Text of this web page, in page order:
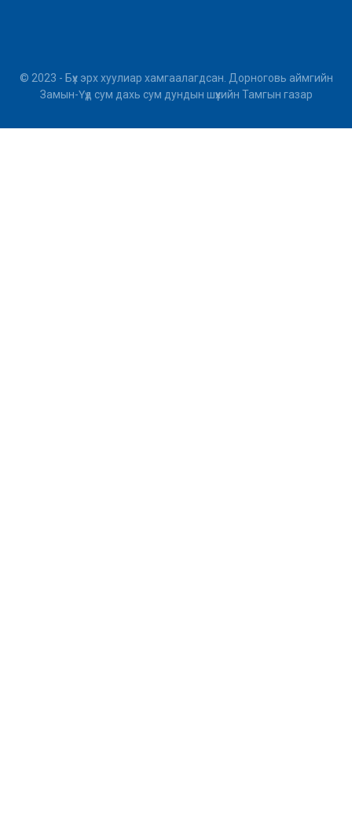
© 2023 - Бүх эрх хуулиар хамгаалагдсан. Дорноговь аймгийн
Замын-Үүд сум дахь сум дундын шүүхийн Тамгын газар